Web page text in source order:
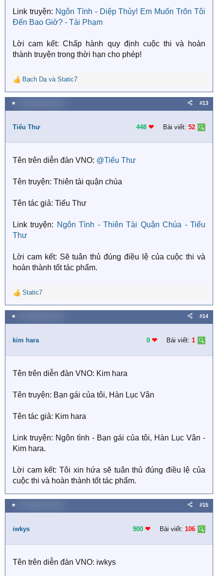
Link truyện: Ngôn Tình - Diệp Thủy! Em Muốn Trốn Tôi
Đến Bao Giờ? - Tài Phạm
Lời cam kết: Chấp hành quy định cuộc thi và hoàn
thành truyện trong thời hạn cho phép!
R
e
a
c
i
n
Bạch Dạ và Static7
★ #13
Tiểu Thư 448 ❤︎ Bài viết: 52
Tên trên diễn đàn VNO: @Tiểu Thư
Tên truyện: Thiên tài quận chúa
Tên tác giả: Tiểu Thư
Link truyện: Ngôn Tình - Thiên Tài Quận Chúa - Tiểu
Thư
Lời cam kết: Sẽ tuân thủ đúng điều lệ của cuộc thi và
hoàn thành tốt tác phẩm.
R
e
a
c
i
n
Static7
★ #14
kim hara 0 ❤︎ Bài viết: 1
Tên trên diễn đàn VNO: Kim hara
Tên truyện: Bạn gái của tôi, Hàn Lục Vân
Tên tác giả: Kim hara
Link truyện: Ngôn tình - Bạn gái của tôi, Hàn Lục Vân -
Kim hara.
Lời cam kết: Tôi xin hứa sẽ tuân thủ đúng điều lệ của
cuộc thi và hoàn thành tốt tác phẩm.
★ #15
iwkys 900 ❤︎ Bài viết: 106
Tên trên diễn đàn VNO: iwkys